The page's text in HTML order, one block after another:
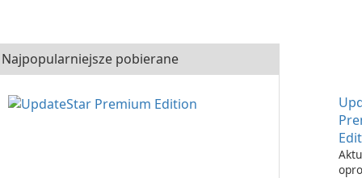
Najpopularniejsze pobierane